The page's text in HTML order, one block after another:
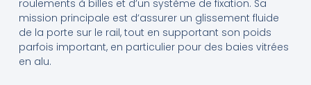
roulements à billes et d’un système de fixation. Sa
mission principale est d’assurer un glissement fluide
de la porte sur le rail, tout en supportant son poids
parfois important, en particulier pour des baies vitrées
en alu.